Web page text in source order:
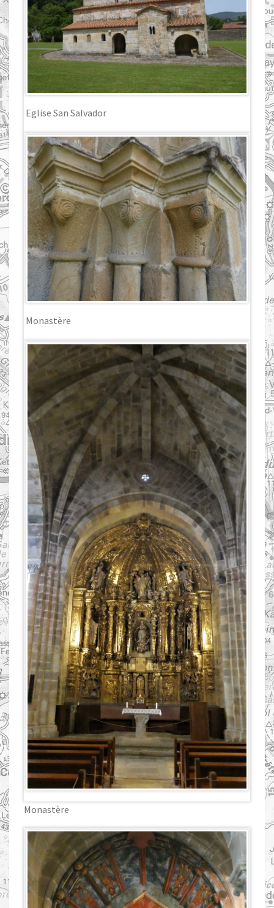
Eglise San Salvador
Monastère
Monastère